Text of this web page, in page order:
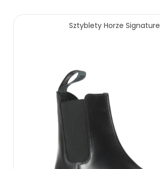
179.00 zł
Sztyblety Horze Signature